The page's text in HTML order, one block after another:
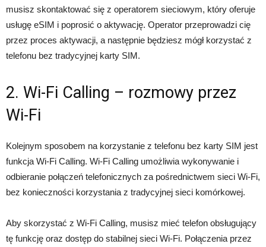
musisz skontaktować się z operatorem sieciowym, który oferuje
usługę eSIM i poprosić o aktywację. Operator przeprowadzi cię
przez proces aktywacji, a następnie będziesz mógł korzystać z
telefonu bez tradycyjnej karty SIM.
2. Wi-Fi Calling – rozmowy przez
Wi-Fi
Kolejnym sposobem na korzystanie z telefonu bez karty SIM jest
funkcja Wi-Fi Calling. Wi-Fi Calling umożliwia wykonywanie i
odbieranie połączeń telefonicznych za pośrednictwem sieci Wi-Fi,
bez konieczności korzystania z tradycyjnej sieci komórkowej.
Aby skorzystać z Wi-Fi Calling, musisz mieć telefon obsługujący
tę funkcję oraz dostęp do stabilnej sieci Wi-Fi. Połączenia przez